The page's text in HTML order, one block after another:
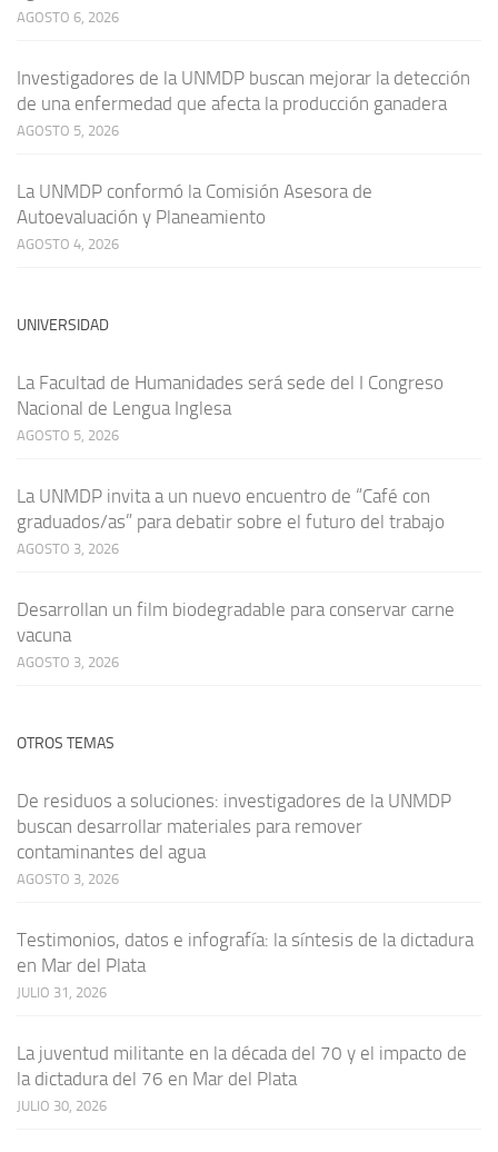
AGOSTO 6, 2026
Investigadores de la UNMDP buscan mejorar la detección
de una enfermedad que afecta la producción ganadera
AGOSTO 5, 2026
La UNMDP conformó la Comisión Asesora de
Autoevaluación y Planeamiento
AGOSTO 4, 2026
UNIVERSIDAD
La Facultad de Humanidades será sede del I Congreso
Nacional de Lengua Inglesa
AGOSTO 5, 2026
La UNMDP invita a un nuevo encuentro de “Café con
graduados/as” para debatir sobre el futuro del trabajo
AGOSTO 3, 2026
Desarrollan un film biodegradable para conservar carne
vacuna
AGOSTO 3, 2026
OTROS TEMAS
De residuos a soluciones: investigadores de la UNMDP
buscan desarrollar materiales para remover
contaminantes del agua
AGOSTO 3, 2026
Testimonios, datos e infografía: la síntesis de la dictadura
en Mar del Plata
JULIO 31, 2026
La juventud militante en la década del 70 y el impacto de
la dictadura del 76 en Mar del Plata
JULIO 30, 2026